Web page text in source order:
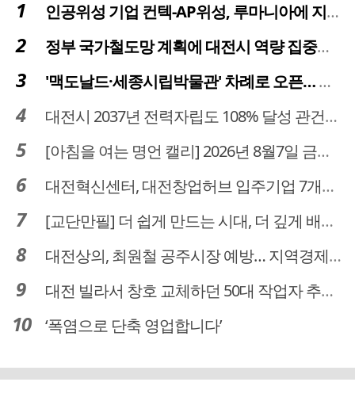
인공위성 기업 컨텍-AP위성, 루마니아에 지상국 시스템 전수
정부 국가철도망 계획에 대전시 역량 집중해야
'맥도날드·세종시립박물관' 차례로 오픈… 고운동 정주여건 좋아진다
대전시 2037년 전력자립도 108% 달성 관건은 '주민 수용성'
[아침을 여는 명언 캘리] 2026년 8월7일 금요일
대전혁신센터, 대전창업허브 입주기업 7개사 모집
[교단만필] 더 쉽게 만드는 시대, 더 깊게 배우는 교육
대전상의, 최원철 공주시장 예방… 지역경제 협력방안 논의
대전 빌라서 창호 교체하던 50대 작업자 추락해 숨져
‘폭염으로 단축 영업합니다’